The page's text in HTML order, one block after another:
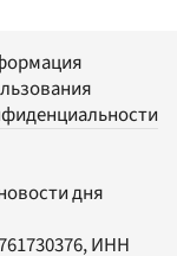
дня
ИНН